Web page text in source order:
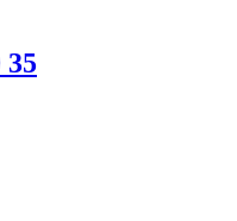
35